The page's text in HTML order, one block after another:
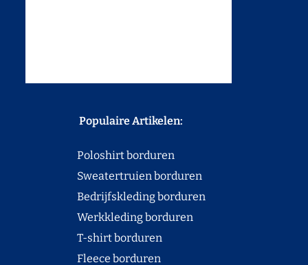
Populaire Artikelen:
Poloshirt borduren
Sweatertruien borduren
Bedrijfskleding borduren
Werkkleding borduren
T-shirt borduren
Fleece borduren